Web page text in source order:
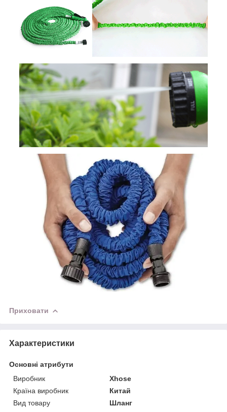
Приховати
Характеристики
Основні атрибути
Виробник
Xhose
Країна виробник
Китай
Вид товару
Шланг